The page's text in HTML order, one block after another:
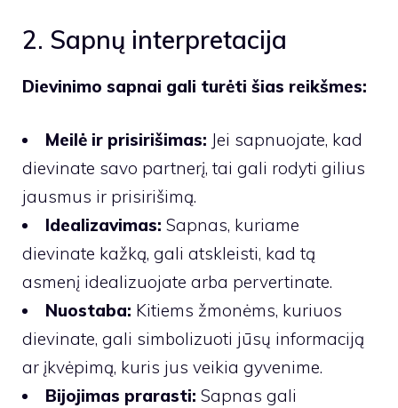
2. Sapnų interpretacija
Dievinimo sapnai gali turėti šias reikšmes:
Meilė ir prisirišimas: Jei sapnuojate, kad
dievinate savo partnerį, tai gali rodyti gilius
jausmus ir prisirišimą.
Idealizavimas: Sapnas, kuriame
dievinate kažką, gali atskleisti, kad tą
asmenį idealizuojate arba pervertinate.
Nuostaba: Kitiems žmonėms, kuriuos
dievinate, gali simbolizuoti jūsų informaciją
ar įkvėpimą, kuris jus veikia gyvenime.
Bijojimas prarasti: Sapnas gali